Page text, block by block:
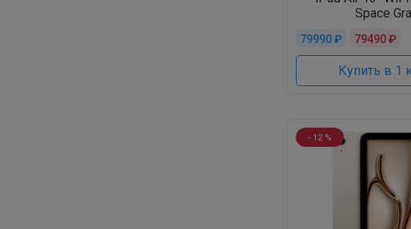
Space
79990 ₽ 79490 ₽
Купить в 1
- 12 %